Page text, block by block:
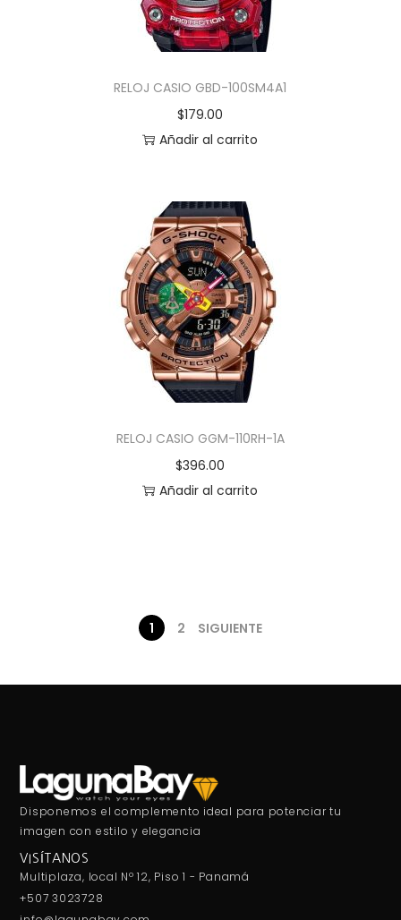
RELOJ CASIO GBD-100SM4A1
$179.00
Añadir al carrito
RELOJ CASIO GGM-110RH-1A
$396.00
Añadir al carrito
1 2 SIGUIENTE
Disponemos el complemento ideal para potenciar tu
imagen con estilo y elegancia
VISÍTANOS
Multiplaza, local Nº 12, Piso 1 - Panamá
+507 3023728